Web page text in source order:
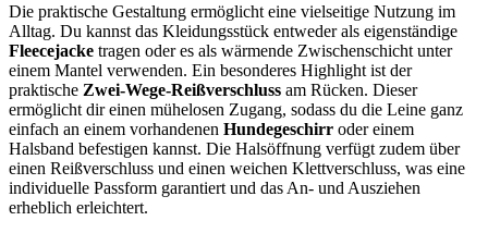
Die praktische Gestaltung ermöglicht eine vielseitige Nutzung im
Alltag. Du kannst das Kleidungsstück entweder als eigenständige
Fleecejacke tragen oder es als wärmende Zwischenschicht unter
einem Mantel verwenden. Ein besonderes Highlight ist der
praktische Zwei-Wege-Reißverschluss am Rücken. Dieser
ermöglicht dir einen mühelosen Zugang, sodass du die Leine ganz
einfach an einem vorhandenen Hundegeschirr oder einem
Halsband befestigen kannst. Die Halsöffnung verfügt zudem über
einen Reißverschluss und einen weichen Klettverschluss, was eine
individuelle Passform garantiert und das An- und Ausziehen
erheblich erleichtert.